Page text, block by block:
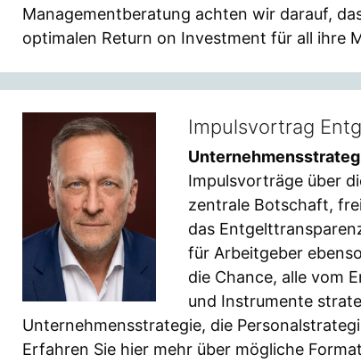
Managementberatung achten wir darauf,
optimalen Return on Investment für all ihre
Impulsvortrag
Impulsvorträge über
zentrale Botschaft,
das
für Arbeitgeber
die Chance, alle vom
und Instrumente
Unternehmensstrategie, die
Erfahren Sie hier mehr über mögliche